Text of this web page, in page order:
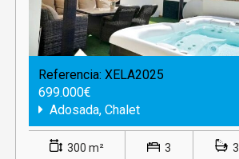
Referencia: XELA2025
699.000€
Adosada, Chalet
300 m² 3 3